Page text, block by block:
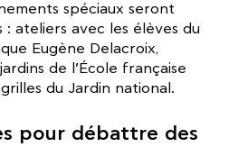
spéciaux seront
: ateliers avec les élèves du
Eugène Delacroix,
de l’École française
du Jardin national.
pour débattre des